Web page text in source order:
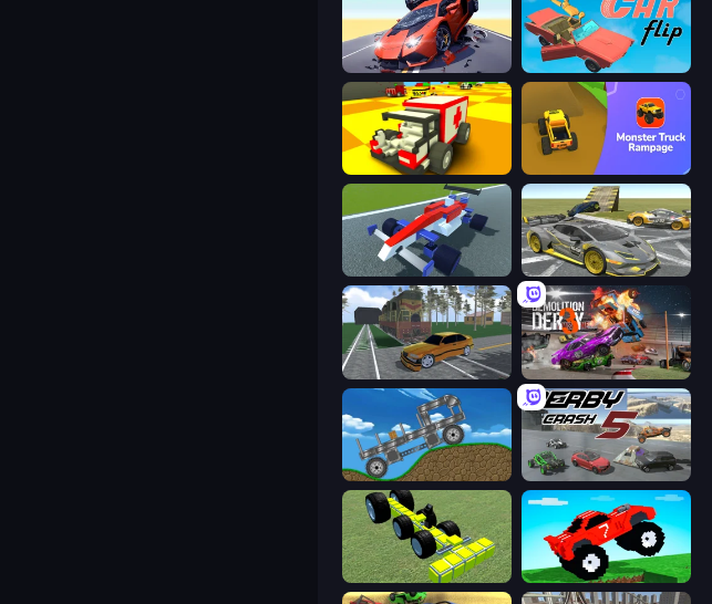
Hyper Cars Ramp Crash Car Flip!
Monster Truck Rampage
Genius Car 2 Wrong Way
Obby: Car Crash Sandbox Demolition Derby 3
Move It! Derby Crash 5
Genius Mechanic Funny Mad Racing